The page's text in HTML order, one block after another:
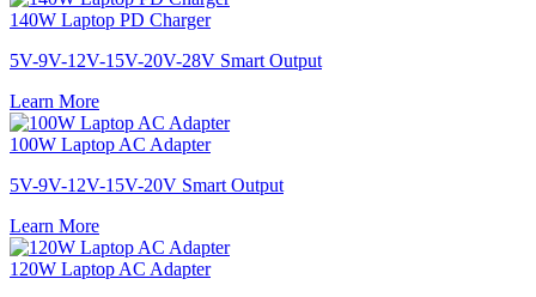
140W Laptop PD Charger
5V-9V-12V-15V-20V-28V Smart Output
Learn More
100W Laptop AC Adapter
5V-9V-12V-15V-20V Smart Output
Learn More
120W Laptop AC Adapter